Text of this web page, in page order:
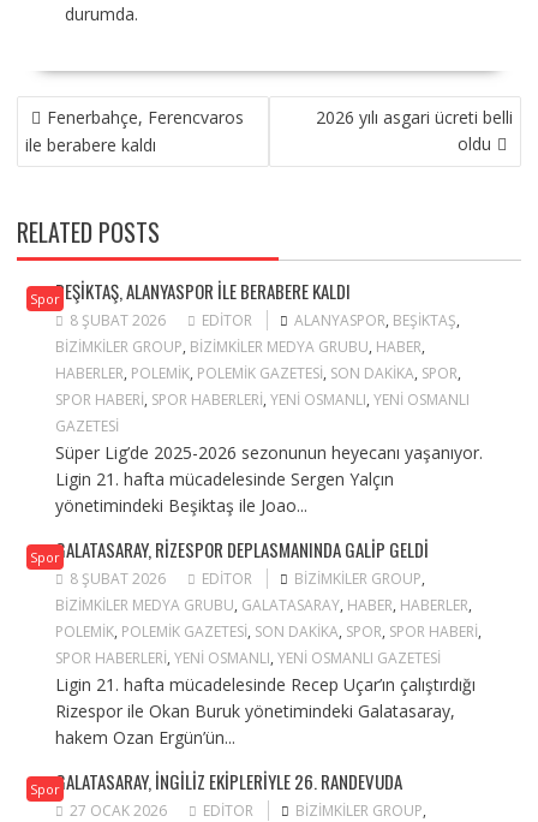
durumda.
YAZI
GEZINMESI
Fenerbahçe, Ferencvaros
ile berabere kaldı
2026 yılı asgari ücreti belli
oldu
RELATED POSTS
SporBEŞIKTAŞ, ALANYASPOR ILE BERABERE KALDI
8 ŞUBAT 2026 EDITOR ALANYASPOR, BEŞIKTAŞ,
BIZIMKILER GROUP, BIZIMKILER MEDYA GRUBU, HABER,
HABERLER, POLEMIK, POLEMIK GAZETESI, SON DAKIKA, SPOR,
SPOR HABERI, SPOR HABERLERI, YENI OSMANLI, YENI OSMANLI
GAZETESI
Süper Lig’de 2025-2026 sezonunun heyecanı yaşanıyor.
Ligin 21. hafta mücadelesinde Sergen Yalçın
yönetimindeki Beşiktaş ile Joao...
SporGALATASARAY, RIZESPOR DEPLASMANINDA GALIP GELDI
8 ŞUBAT 2026 EDITOR BIZIMKILER GROUP,
BIZIMKILER MEDYA GRUBU, GALATASARAY, HABER, HABERLER,
POLEMIK, POLEMIK GAZETESI, SON DAKIKA, SPOR, SPOR HABERI,
SPOR HABERLERI, YENI OSMANLI, YENI OSMANLI GAZETESI
Ligin 21. hafta mücadelesinde Recep Uçar’ın çalıştırdığı
Rizespor ile Okan Buruk yönetimindeki Galatasaray,
hakem Ozan Ergün’ün...
SporGALATASARAY, İNGILIZ EKIPLERIYLE 26. RANDEVUDA
27 OCAK 2026 EDITOR BIZIMKILER GROUP,